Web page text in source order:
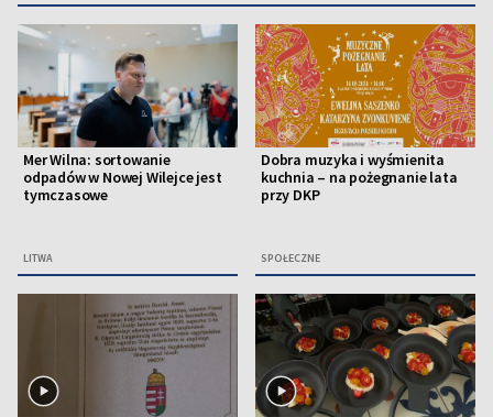
Mer Wilna: sortowanie
odpadów w Nowej Wilejce jest
tymczasowe
LITWA
Dobra muzyka i wyśmienita
kuchnia – na pożegnanie lata
przy DKP
SPOŁECZNE